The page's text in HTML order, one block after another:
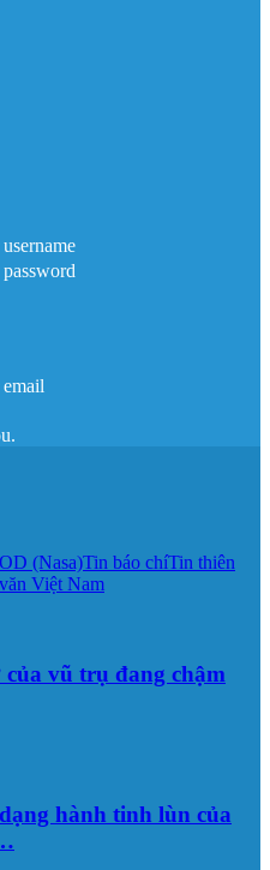
(Nasa)Tin báo chíTin thiên
Việt Nam
vũ trụ đang chậm
hành tinh lùn của